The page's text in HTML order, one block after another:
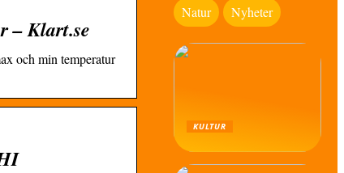
– Klart.se
och min temperatur
Natur Nyheter
KULTUR